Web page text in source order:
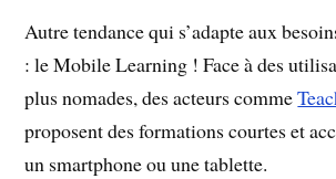
Autre tendance qui s’adapte aux
: le Mobile Learning ! Face à des
plus nomades, des acteurs comme
proposent des formations courtes et
un smartphone ou une tablette.